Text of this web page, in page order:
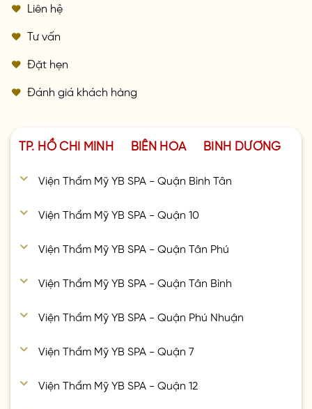
Liên hệ
Tư vấn
Đặt hẹn
Đánh giá khách hàng
TP. HỒ CHÍ MINH BIÊN HÒA BÌNH DƯƠNG
Viện Thẩm Mỹ YB SPA - Quận Bình Tân
Viện Thẩm Mỹ YB SPA - Quận 10
Viện Thẩm Mỹ YB SPA - Quận Tân Phú
Viện Thẩm Mỹ YB SPA - Quận Tân Bình
Viện Thẩm Mỹ YB SPA - Quận Phú Nhuận
Viện Thẩm Mỹ YB SPA - Quận 7
Viện Thẩm Mỹ YB SPA - Quận 12